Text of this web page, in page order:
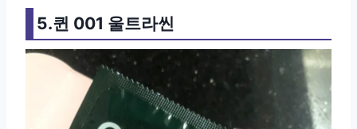
5.퀸 001 울트라씬